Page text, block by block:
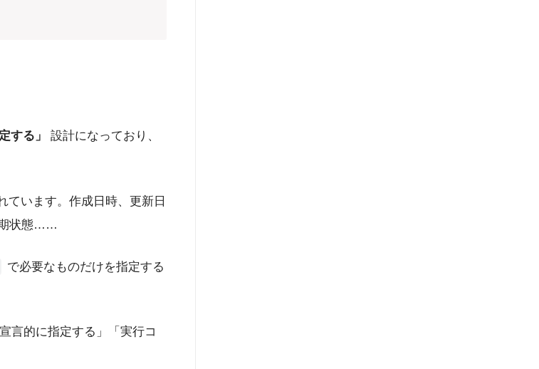
する」
設計になっており、
ています。作成日時、更新日
期状態……
で必要なものだけを指定する
言的に指定する」「実行コ